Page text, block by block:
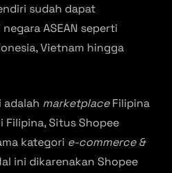
sudah dapat
ASEAN seperti
Vietnam hingga
adalah marketplaceFilipina
Filipina, Situs Shopee
kategori e-commerce &
ini dikarenakan Shopee